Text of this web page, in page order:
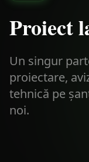
Proiect
Un singur
proiectare,
tehnică pe
noi.